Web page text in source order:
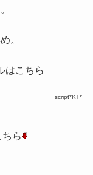
。
はこちら
script*KT*
ら